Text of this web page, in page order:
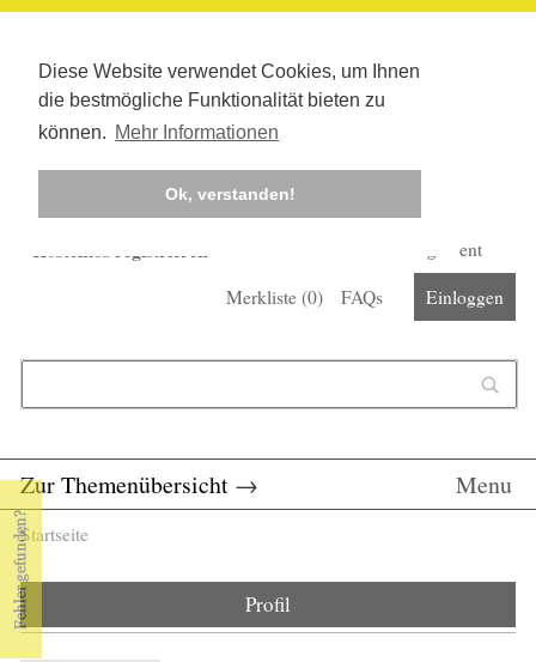
Diese Website verwendet Cookies, um Ihnen
die bestmögliche Funktionalität bieten zu
können. Mehr Informationen
Ok, verstanden!
Kostenlos registrieren
Corona-Management
Merkliste (0) FAQs Einloggen
Zur Themenübersicht → Menu
Sie sind hier
Startseite
Profil